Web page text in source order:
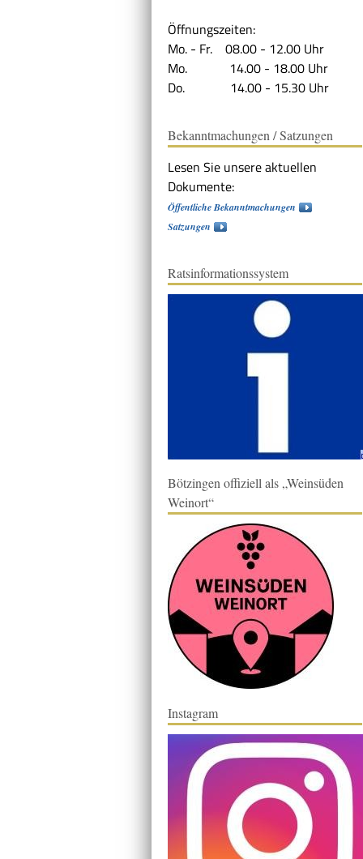
Öffnungszeiten:
Mo. - Fr. 08.00 - 12.00 Uhr
Mo. 14.00 - 18.00 Uhr
Do. 14.00 - 15.30 Uhr
Bekanntmachungen / Satzungen
Lesen Sie unsere aktuellen
Dokumente:
Öffentliche Bekanntmachungen
Satzungen
Ratsinformationssystem
Bötzingen offiziell als „Weinsüden
Weinort“
Instagram